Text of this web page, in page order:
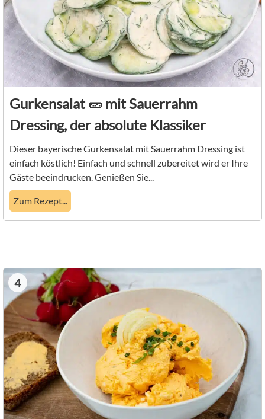
Gurkensalat 🥒 mit Sauerrahm
Dressing, der absolute Klassiker
Dieser bayerische Gurkensalat mit Sauerrahm Dressing ist
einfach köstlich! Einfach und schnell zubereitet wird er Ihre
Gäste beeindrucken. Genießen Sie...
Zum Rezept...
4